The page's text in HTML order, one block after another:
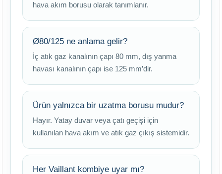
hava akım borusu olarak tanımlanır.
Ø80/125 ne anlama gelir?
İç atık gaz kanalının çapı 80 mm, dış yanma
havası kanalının çapı ise 125 mm’dir.
Ürün yalnızca bir uzatma borusu mudur?
Hayır. Yatay duvar veya çatı geçişi için
kullanılan hava akım ve atık gaz çıkış sistemidir.
Her Vaillant kombiye uyar mı?